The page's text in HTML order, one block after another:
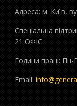
Адреса: м. Київ,
Спеціальна
21 ОФІС
Години праці:
Email: